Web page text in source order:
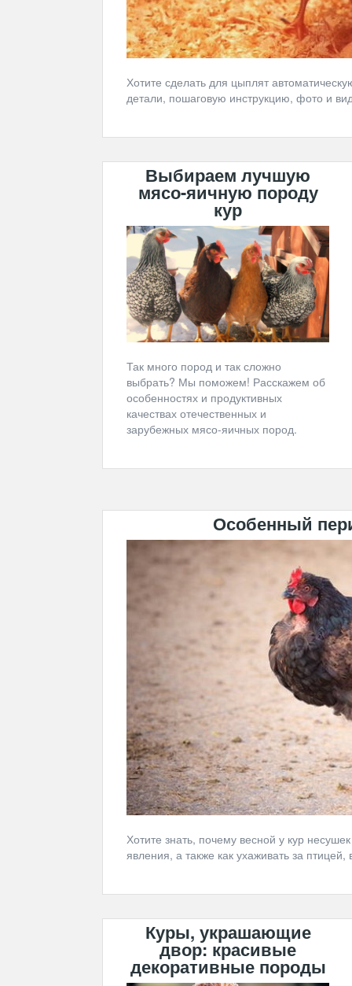
Хотите сделать для цыплят
детали, пошаговую инструкцию, фото и
Выбираем лучшую
мясо-яичную породу
кур
Так много пород и так сложно
выбрать? Мы поможем! Расскажем об
особенностях и продуктивных
качествах отечественных и
зарубежных мясо-яичных пород.
Особенный
Хотите знать, почему весной у кур
явления, а также как ухаживать за
Куры, украшающие
двор: красивые
декоративные породы